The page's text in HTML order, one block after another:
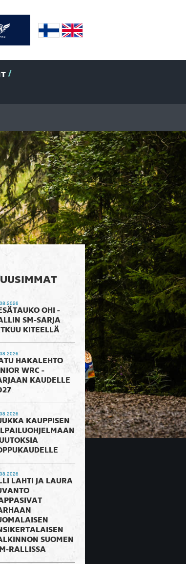
UUSIMMAT
OHI -
SM-SARJA
KITEELLÄ
HAKALEHTO
WRC -
KAUDELLE
KAUPPISEN
LAHTI JA LAURA
SUOMEN
RALLISSA